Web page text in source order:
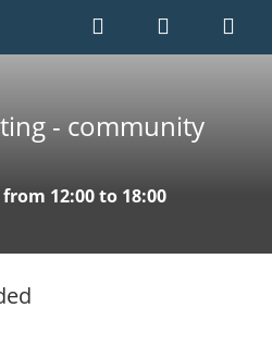
- community
12:00 to 18:00